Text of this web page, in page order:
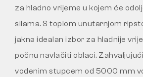
za hladno vrijeme u kojem će
silama. S toplom unutarnjom
jakna idealan izbor za hladnije
počnu navlačiti oblaci.
vodenim stupcem od 5000 mm